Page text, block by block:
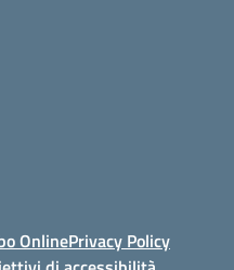
OnlinePrivacy Policy